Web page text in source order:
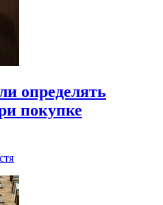
определять
покупке